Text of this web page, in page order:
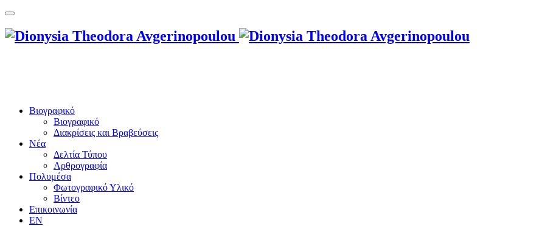
Βιογραφικό
Βιογραφικό
Διακρίσεις και Βραβεύσεις
Νέα
Δελτία Τύπου
Αρθρογραφία
Πολυμέσα
Φωτογραφικό Υλικό
Βίντεο
Επικοινωνία
EN